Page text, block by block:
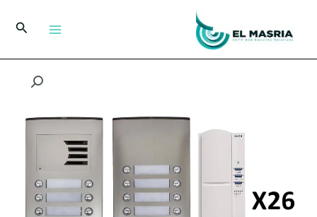
المحتوى
البحث
749735
مع